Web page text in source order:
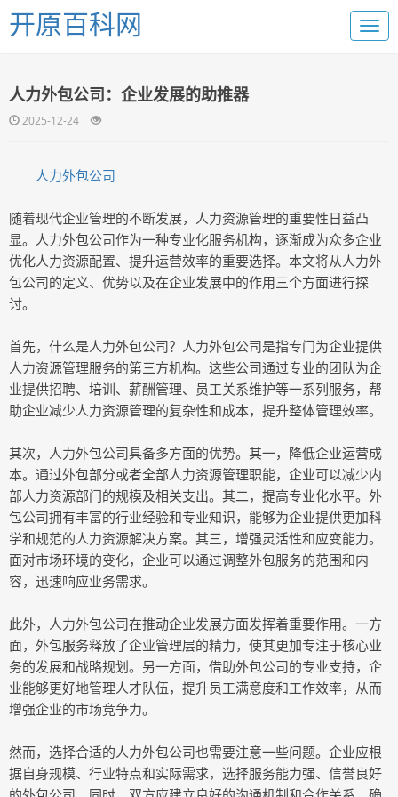
开原百科网
人力外包公司：企业发展的助推器
2025-12-24
人力外包公司
随着现代企业管理的不断发展，人力资源管理的重要性日益凸
显。人力外包公司作为一种专业化服务机构，逐渐成为众多企业
优化人力资源配置、提升运营效率的重要选择。本文将从人力外
包公司的定义、优势以及在企业发展中的作用三个方面进行探
讨。
首先，什么是人力外包公司？人力外包公司是指专门为企业提供
人力资源管理服务的第三方机构。这些公司通过专业的团队为企
业提供招聘、培训、薪酬管理、员工关系维护等一系列服务，帮
助企业减少人力资源管理的复杂性和成本，提升整体管理效率。
其次，人力外包公司具备多方面的优势。其一，降低企业运营成
本。通过外包部分或者全部人力资源管理职能，企业可以减少内
部人力资源部门的规模及相关支出。其二，提高专业化水平。外
包公司拥有丰富的行业经验和专业知识，能够为企业提供更加科
学和规范的人力资源解决方案。其三，增强灵活性和应变能力。
面对市场环境的变化，企业可以通过调整外包服务的范围和内
容，迅速响应业务需求。
此外，人力外包公司在推动企业发展方面发挥着重要作用。一方
面，外包服务释放了企业管理层的精力，使其更加专注于核心业
务的发展和战略规划。另一方面，借助外包公司的专业支持，企
业能够更好地管理人才队伍，提升员工满意度和工作效率，从而
增强企业的市场竞争力。
然而，选择合适的人力外包公司也需要注意一些问题。企业应根
据自身规模、行业特点和实际需求，选择服务能力强、信誉良好